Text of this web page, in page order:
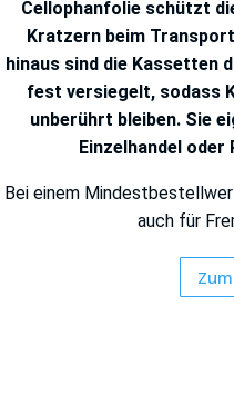
Cellophanfolie schützt
Kratzern beim
hinaus sind die Kassetten
fest versiegelt, sodass
unberührt bleiben. Sie
Einzelhandel
Bei einem
auch für